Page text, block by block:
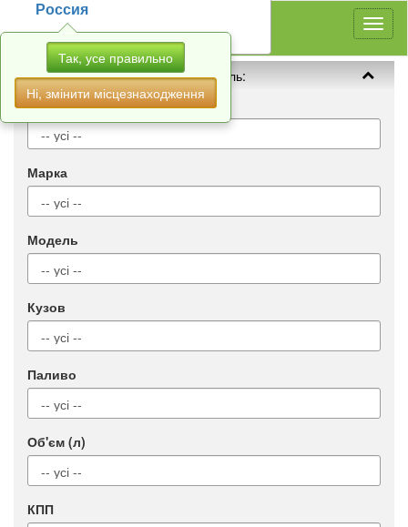
Россия
Так, усе правильно
Ні, змінити місцезнаходження
Оберіть автомобіль:
Тип
Марка
Модель
Кузов
Паливо
Об'єм (л)
КПП